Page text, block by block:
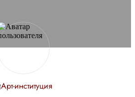
Арт-институция